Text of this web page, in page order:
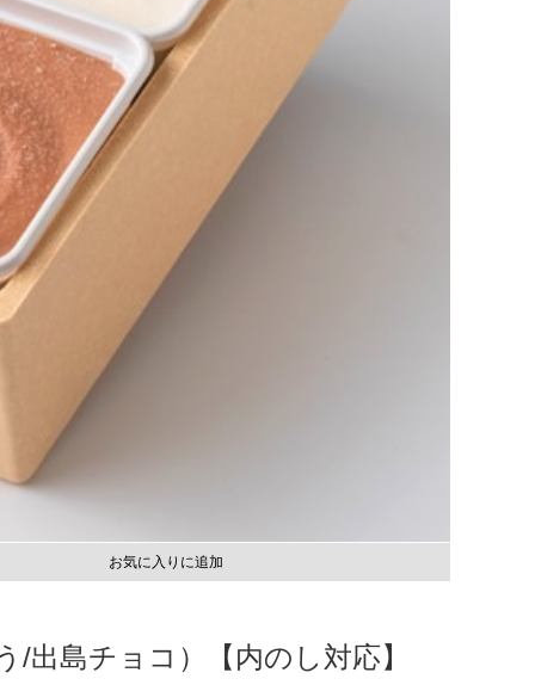
お気に入りに追加
島チョコ）【内のし対応】